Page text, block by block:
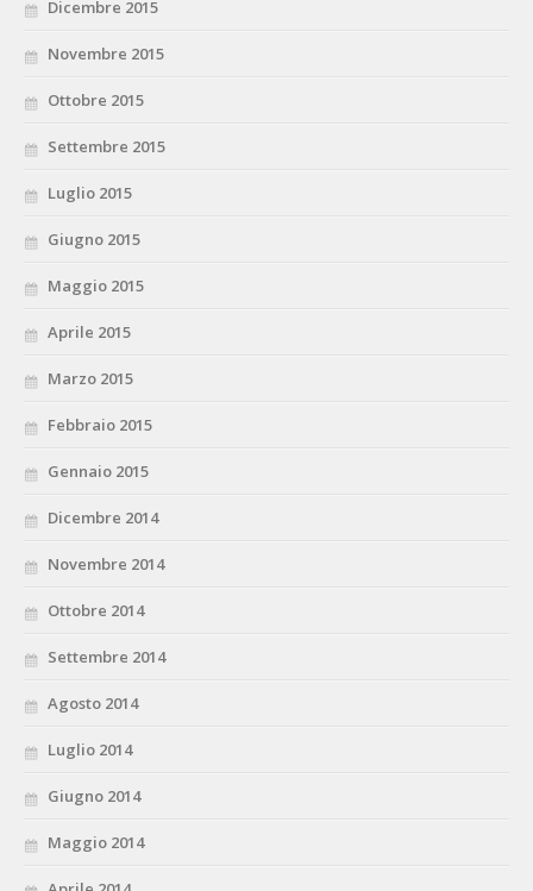
Dicembre 2015
Novembre 2015
Ottobre 2015
Settembre 2015
Luglio 2015
Giugno 2015
Maggio 2015
Aprile 2015
Marzo 2015
Febbraio 2015
Gennaio 2015
Dicembre 2014
Novembre 2014
Ottobre 2014
Settembre 2014
Agosto 2014
Luglio 2014
Giugno 2014
Maggio 2014